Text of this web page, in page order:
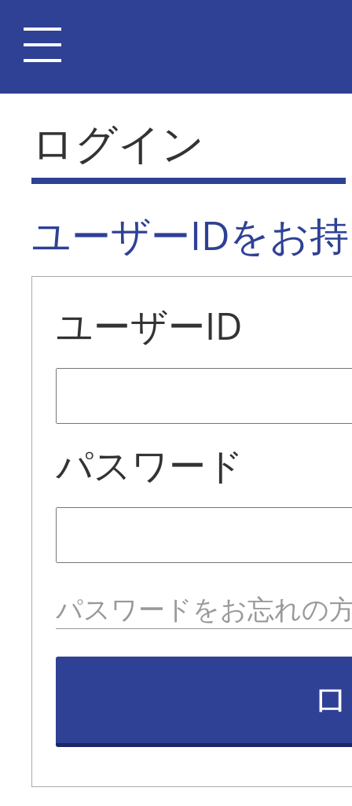
ログイン
ユーザーIDをお
ユーザーID
パスワード
パスワードをお忘れの